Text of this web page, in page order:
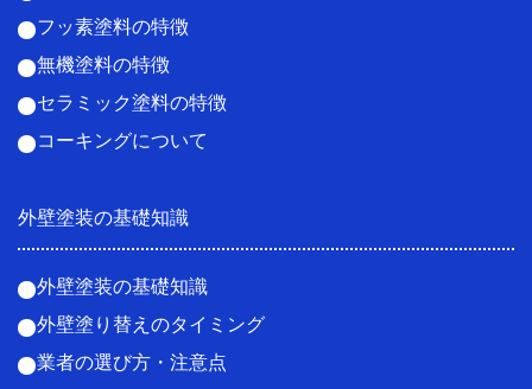
外壁塗装の基礎知識
外壁塗装の基礎知識
外壁塗り替えのタイミング
業者の選び方・注意点
フッ素塗料の特徴
無機塗料の特徴
セラミック塗料の特徴
コーキングについて